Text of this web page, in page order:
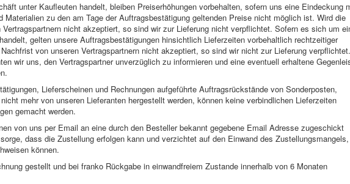
unter Kaufleuten handelt, bleiben Preiserhöhungen vorbehalten, sofern uns eine Eindeckung
Materialien zu den am Tage der Auftragsbestätigung geltenden Preise nicht möglich ist. Wird die
Vertragspartnern nicht akzeptiert, so sind wir zur Lieferung nicht verpflichtet. Sofern es sich um
gelten unsere Auftragsbestätigungen hinsichtlich Lieferzeiten vorbehaltlich rechtzeitiger
von unseren Vertragspartnern nicht akzeptiert, so sind wir nicht zur Lieferung
wir uns, den Vertragspartner unverzüglich zu informieren und eine eventuell erhaltene
Lieferscheinen und Rechnungen aufgeführte Auftragsrückstände von Sonderposten,
mehr von unseren Lieferanten hergestellt werden, können keine verbindlichen Lieferzeiten
gemacht werden.
von uns per Email an eine durch den Besteller bekannt gegebene Email Adresse zugeschickt
dass die Zustellung erfolgen kann und verzichtet auf den Einwand des Zustellungsmangels,
können.
gestellt und bei franko Rückgabe in einwandfreiem Zustande innerhalb von 6 Monaten